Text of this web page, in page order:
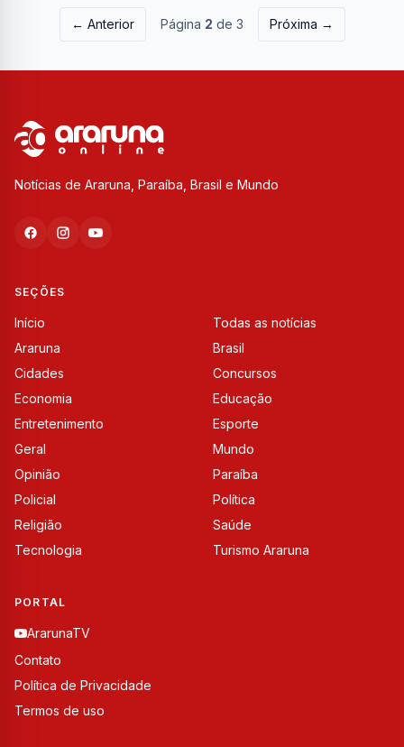
← Anterior Página 2 de 3 Próxima →
Notícias de Araruna, Paraíba, Brasil e Mundo
SEÇÕES
Início
Todas as notícias
Araruna
Brasil
Cidades
Concursos
Economia
Educação
Entretenimento
Esporte
Geral
Mundo
Opinião
Paraíba
Policial
Política
Religião
Saúde
Tecnologia
Turismo Araruna
PORTAL
ArarunaTV
Contato
Política de Privacidade
Termos de uso